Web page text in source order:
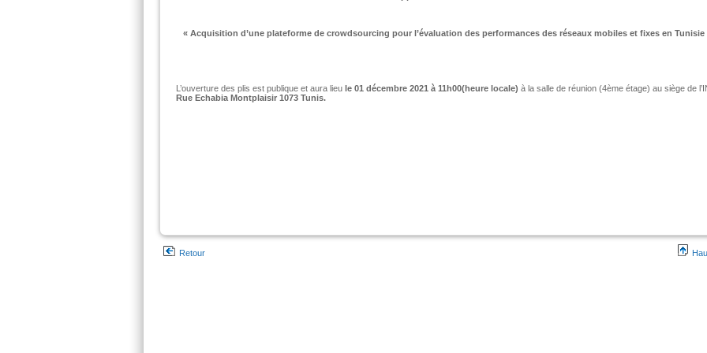
« Acquisition d’une plateforme de crowdsourcing pour l’évaluation des performances des réseaux mobiles et fixes en Tunisie
L’ouverture des plis est publique et aura lieu le 01 décembre 2021 à 11h00(heure locale) à la salle de réunion (4ème étage) au siège de
Rue Echabia Montplaisir 1073 Tunis.
Retour